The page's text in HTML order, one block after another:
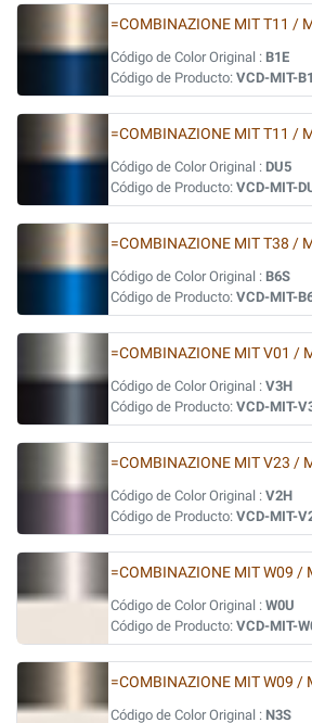
=COMBINAZIONE MIT T11 /
Código de Color Original : B1E
Código de Producto: VCD-MIT-
=COMBINAZIONE MIT T11 /
Código de Color Original : DU5
Código de Producto: VCD-MIT-
=COMBINAZIONE MIT T38 /
Código de Color Original : B6S
Código de Producto: VCD-MIT-
=COMBINAZIONE MIT V01 /
Código de Color Original : V3H
Código de Producto: VCD-MIT-
=COMBINAZIONE MIT V23 /
Código de Color Original : V2H
Código de Producto: VCD-MIT-
=COMBINAZIONE MIT W09 /
Código de Color Original : W0U
Código de Producto: VCD-MIT-
=COMBINAZIONE MIT W09 /
Código de Color Original : N3S